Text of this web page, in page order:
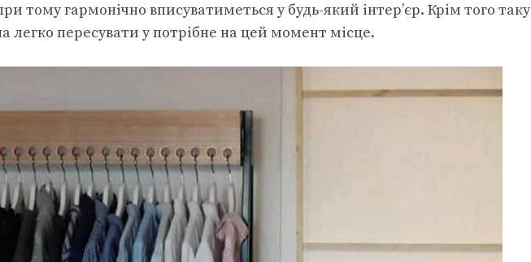
тому гармонічно вписуватиметься у будь-який інтер’єр. Крім того таку
легко пересувати у потрібне на цей момент місце.